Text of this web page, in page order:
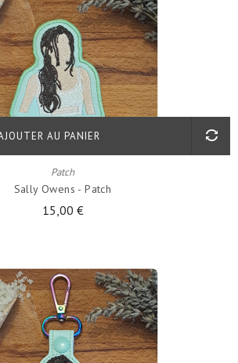
Patch
Sally Owens - Patch
15,00 €
AU PANIER